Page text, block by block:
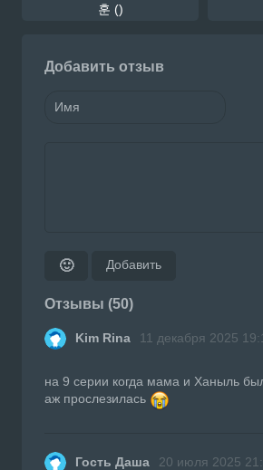
훈 ()
Добавить отзыв
🙂 Добавить
Отзывы (50)
Kim Rina 11 декабря 2025
на 9 серии когда мама и Ханыль
аж прослезилась
Гость Даша 20 июля 2025